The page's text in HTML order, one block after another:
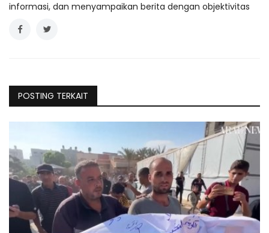
informasi, dan menyampaikan berita dengan objektivitas
POSTING TERKAIT